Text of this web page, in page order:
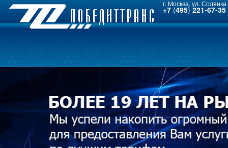
г. Москва, ул.
+7 (495)221-67-35